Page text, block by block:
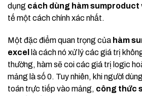
dụng cách dùng hàm sumproduct
tế một cách chính xác nhất.
Một đặc điểm quan trọng của hàm
excel
là cách nó xử lý các giá trị
thường, hàm sẽ coi các giá trị logic
mảng là số 0. Tuy nhiên, khi người
toán trực tiếp vào mảng, công thức